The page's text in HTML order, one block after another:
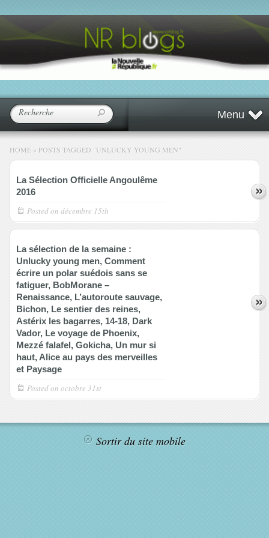
Menu
HOME » POSTS TAGGED "UNLUCKY YOUNG MEN"
La Sélection Officielle Angoulême
2016
Posted on décembre 15th
La sélection de la semaine :
Unlucky young men, Comment
écrire un polar suédois sans se
fatiguer, BobMorane –
Renaissance, L’autoroute sauvage,
Bichon, Le sentier des reines,
Astérix les bagarres, 14-18, Dark
Vador, Le voyage de Phoenix,
Mezzé falafel, Gokicha, Un mur si
haut, Alice au pays des merveilles
et Paysage
Posted on octobre 31st
Sortir du site mobile